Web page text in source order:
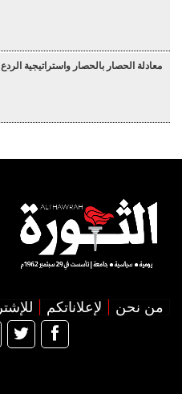
معادلة الحصار بالحصار واستراتيجية الردع
من نحن لإعلاناتكم